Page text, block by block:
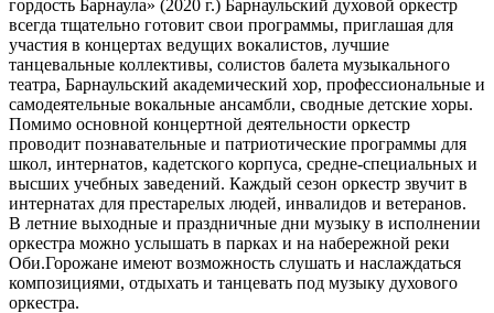
гордость Барнаула» (2020 г.) Барнаульский духовой оркестр
всегда тщательно готовит свои программы, приглашая для
участия в концертах ведущих вокалистов, лучшие
танцевальные коллективы, солистов балета музыкального
театра, Барнаульский академический хор, профессиональные и
самодеятельные вокальные ансамбли, сводные детские хоры.
Помимо основной концертной деятельности оркестр
проводит познавательные и патриотические программы для
школ, интернатов, кадетского корпуса, средне-специальных и
высших учебных заведений. Каждый сезон оркестр звучит в
интернатах для престарелых людей, инвалидов и ветеранов.
В летние выходные и праздничные дни музыку в исполнении
оркестра можно услышать в парках и на набережной реки
Оби.Горожане имеют возможность слушать и наслаждаться
композициями, отдыхать и танцевать под музыку духового
оркестра.